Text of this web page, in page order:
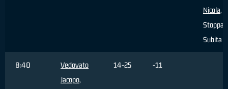
Nicola,
Subita
8:40
Vedovato
Jacopo,
14-25 -11